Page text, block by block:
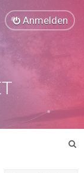
Anmelden